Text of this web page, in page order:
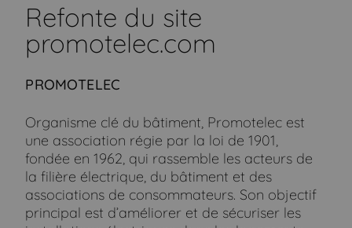
Refonte du site
promotelec.com
PROMOTELEC
Organisme clé du bâtiment, Promotelec est
une association régie par la loi de 1901,
fondée en 1962, qui rassemble les acteurs de
la filière électrique, du bâtiment et des
associations de consommateurs. Son objectif
principal est d’améliorer et de sécuriser les